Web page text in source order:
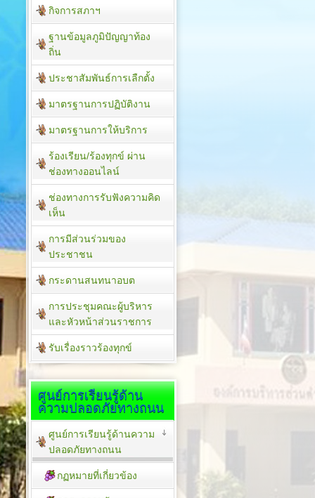
กิจการสภาฯ
ฐานข้อมูลภูมิปัญญาท้อง
ถิ่น
ประชาสัมพันธ์การเลืกตั้ง
มาตรฐานการปฏิบัติงาน
มาตรฐานการให้บริการ
ร้องเรียน/ร้องทุกข์ ผ่าน
ช่องทางออนไลน์
ช่องทางการรับฟังความคิด
เห็น
การมีส่วนร่วมของ
ประชาชน
กระดานสนทนาอบต
การประชุมคณะผู้บริหาร
และหัวหน้าส่วนราชการ
รับเรื่องราวร้องทุกข์
ศูนย์การเรียนรู้ด้าน
ความปลอดภัยทางถนน
ศูนย์การเรียนรู้ด้านความ
ปลอดภัยทางถนน
กฏหมายที่เกี่ยวข้อง